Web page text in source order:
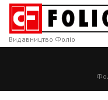
Видавництво Фоліо